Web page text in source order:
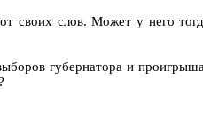
своих слов. Может у него
губернатора и